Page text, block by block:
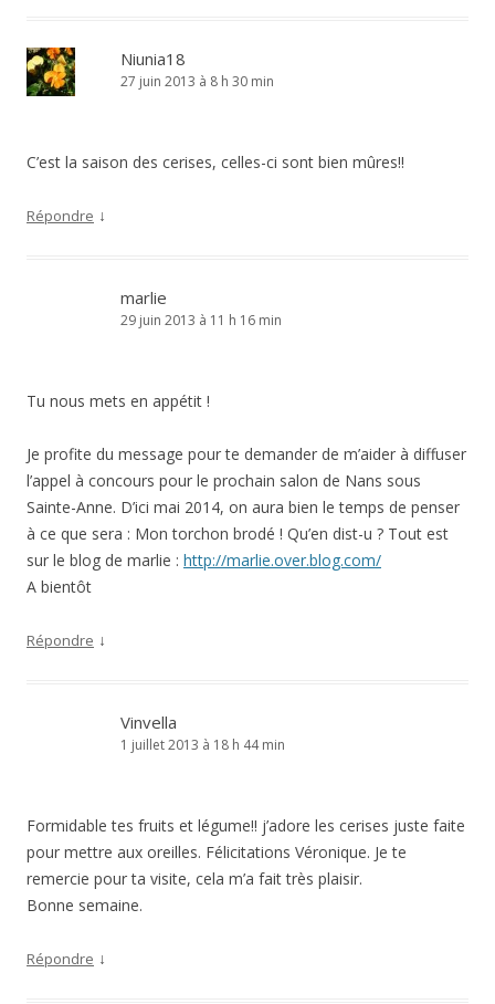
Niunia18
27 juin 2013 à 8 h 30 min
C’est la saison des cerises, celles-ci sont bien mûres!!
Répondre ↓
marlie
29 juin 2013 à 11 h 16 min
Tu nous mets en appétit !
Je profite du message pour te demander de m’aider à diffuser
l’appel à concours pour le prochain salon de Nans sous
Sainte-Anne. D’ici mai 2014, on aura bien le temps de penser
à ce que sera : Mon torchon brodé ! Qu’en dist-u ? Tout est
sur le blog de marlie : http://marlie.over.blog.com/
A bientôt
Répondre ↓
Vinvella
1 juillet 2013 à 18 h 44 min
Formidable tes fruits et légume!! j’adore les cerises juste faite
pour mettre aux oreilles. Félicitations Véronique. Je te
remercie pour ta visite, cela m’a fait très plaisir.
Bonne semaine.
Répondre ↓